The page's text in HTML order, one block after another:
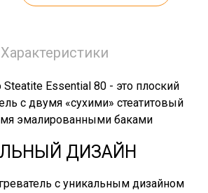
Характеристики
Steatite Essential 80 - это плоский
с двумя «сухими» стеатитовый
эмалированными баками
ДИЗАЙН
с уникальным дизайном